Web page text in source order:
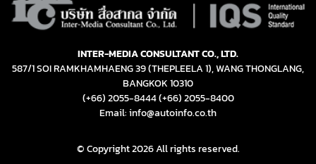
INTER-MEDIA CONSULTANT CO., LTD.
587/1 SOI RAMKHAMHAENG 39 (THEPLEELA 1), WANG THONGLANG,
BANGKOK 10310
(+66) 2055-8444(+66) 2055-8400
Email: info@autoinfo.co.th
© Copyright 2026 All rights reserved.